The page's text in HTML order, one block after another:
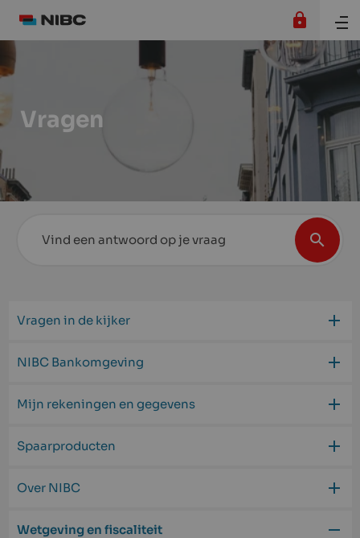
Vragen
Vragen in de kijker
NIBC Bankomgeving
Mijn rekeningen en gegevens
Spaarproducten
Over NIBC
Wetgeving en fiscaliteit